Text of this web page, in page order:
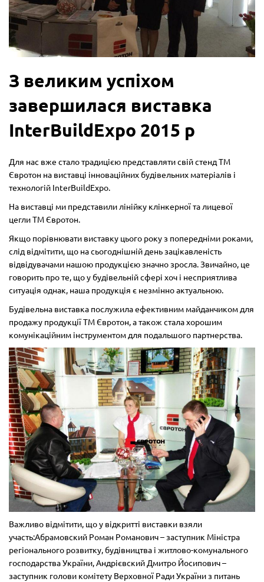
З великим успіхом
завершилася виставка
InterBuildExpo 2015 р
Для нас вже стало традицією представляти свій стенд ТМ
Євротон на виставці інноваційних будівельних матеріалів і
технологій InterBuildExpo.
На виставці ми представили лінійку клінкерної та лицевої
цегли ТМ Євротон.
Якщо порівнювати виставку цього року з попередніми роками,
слід відмітити, що на сьогоднішній день зацікавленість
відвідувачами нашою продукцією значно зросла. Звичайно, це
говорить про те, що у будівельній сфері хоч і несприятлива
ситуація однак, наша продукція є незмінно актуальною.
Будівельна виставка послужила ефективним майданчиком для
продажу продукції ТМ Євротон, а також стала хорошим
комунікаційним інструментом для подальшого партнерства.
Важливо відмітити, що у відкритті виставки взяли
участь:Абрамовский Роман Романович – заступник Міністра
регіонального розвитку, будівництва і житлово-комунального
господарства України, Андрієвский Дмитро Йосипович –
заступник голови комітету Верховної Ради України з питань